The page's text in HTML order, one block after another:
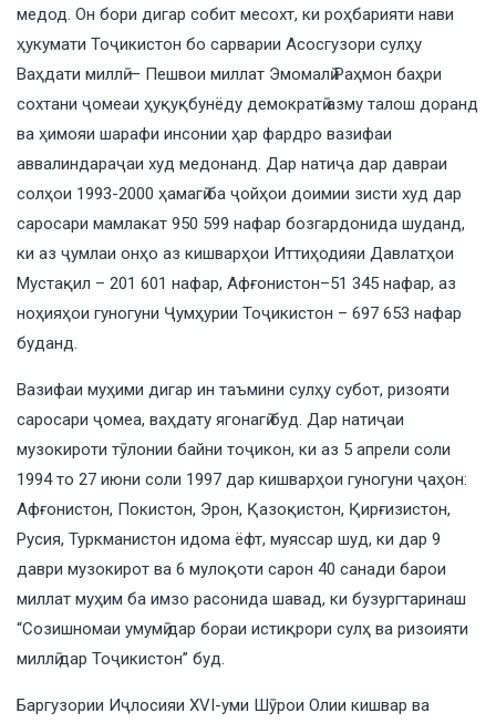
медод. Он бори дигар собит месохт, ки роҳбарияти нави
ҳукумати Тоҷикистон бо сарварии Асосгузори сулҳу
Ваҳдати миллӣ — Пешвои миллат Эмомалӣ Раҳмон баҳри
сохтани ҷомеаи ҳуқуқбунёду демократӣ азму талош доранд
ва ҳимояи шарафи инсонии ҳар фардро вазифаи
аввалиндараҷаи худ медонанд. Дар натиҷа дар давраи
солҳои 1993-2000 ҳамагӣ ба ҷойҳои доимии зисти худ дар
саросари мамлакат 950 599 нафар бозгардонида шуданд,
ки аз ҷумлаи онҳо аз кишварҳои Иттиҳодияи Давлатҳои
Мустақил – 201 601 нафар, Афғонистон–51 345 нафар, аз
ноҳияҳои гуногуни Ҷумҳурии Тоҷикистон – 697 653 нафар
буданд.
Вазифаи муҳими дигар ин таъмини сулҳу субот, ризояти
саросари ҷомеа, ваҳдату ягонагӣ буд. Дар натиҷаи
музокироти тӯлонии байни тоҷикон, ки аз 5 апрели соли
1994 то 27 июни соли 1997 дар кишварҳои гуногуни ҷаҳон:
Афғонистон, Покистон, Эрон, Қазоқистон, Қирғизистон,
Русия, Туркманистон идома ёфт, муяссар шуд, ки дар 9
даври музокирот ва 6 мулоқоти сарон 40 санади барои
миллат муҳим ба имзо расонида шавад, ки бузургтаринаш
“Созишномаи умумӣ дар бораи истиқрори сулҳ ва ризоияти
миллӣ дар Тоҷикистон” буд.
Баргузории Иҷлосияи ХVI-уми Шӯрои Олии кишвар ва